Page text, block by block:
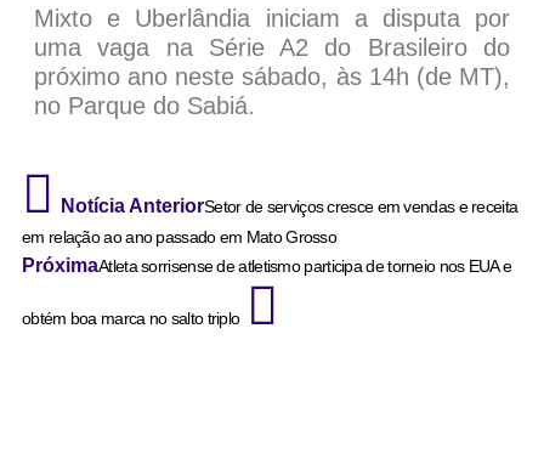
Mixto e Uberlândia iniciam a disputa por
uma vaga na Série A2 do Brasileiro do
próximo ano neste sábado, às 14h (de MT),
no Parque do Sabiá.
Notícia AnteriorSetor de serviços cresce em vendas e receita
em relação ao ano passado em Mato Grosso
PróximaAtleta sorrisense de atletismo participa de torneio nos EUA e
obtém boa marca no salto triplo